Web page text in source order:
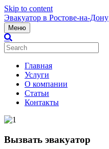
Skip to content
Эвакуатор в Ростове-на-Дону
Меню
Главная
Услуги
О компании
Статьи
Контакты
Вызвать эвакуатор